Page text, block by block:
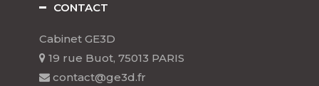
CONTACT
Cabinet GE3D
19 rue Buot, 75013 PARIS
contact@ge3d.fr